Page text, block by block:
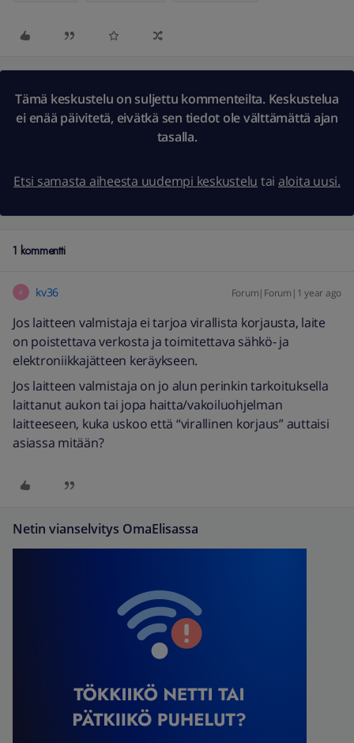
Tämä keskustelu on suljettu kommenteilta. Keskustelua
ei enää päivitetä, eivätkä sen tiedot ole välttämättä ajan
tasalla.
Etsi samasta aiheesta uudempi keskustelu tai aloita uusi.
1 kommentti
K kv36 Forum|Forum|1 year ago
Jos laitteen valmistaja ei tarjoa virallista korjausta, laite
on poistettava verkosta ja toimitettava sähkö- ja
elektroniikkajätteen keräykseen.
Jos laitteen valmistaja on jo alun perinkin tarkoituksella
laittanut aukon tai jopa haitta/vakoiluohjelman
laitteeseen, kuka uskoo että “virallinen korjaus” auttaisi
asiassa mitään?
Netin vianselvitys OmaElisassa